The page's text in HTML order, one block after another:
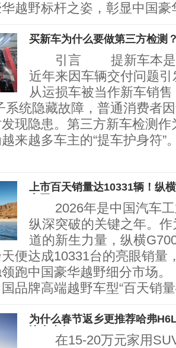
越野标杆之姿，彰显中国
买新车为什么要做第三方检测
引言 提新车本是人
近年来因车辆交付问题
从运损车被当作新车销
系统隐藏故障，普通消费者
现隐患。第三方新车检测
来越多车主的“提车护身符”
上市百天销量达10331辆！纵
2026年是中国汽车工
纵深突破的关键之年。作
道的新生力量，纵横
便达成10331台的亮眼销量
领跑中国豪华越野细分市
品牌高端越野车型“百天销
为什么春节返乡更推荐哈弗
比出真相
在15-20万元家用